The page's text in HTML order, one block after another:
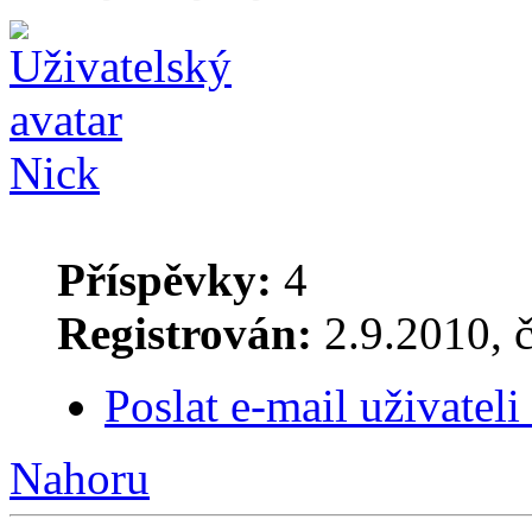
Nick
Příspěvky: 4
Registrován: 2.9.2010,
Poslat e-mail
Nahoru